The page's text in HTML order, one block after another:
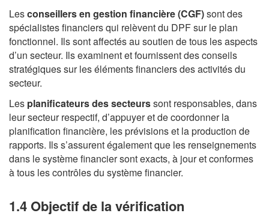
Lesconseillers en gestion financière (CGF)sont des
spécialistes financiers qui relèvent du DPF sur le plan
fonctionnel. Ils sont affectés au soutien de tous les aspects
d’un secteur. Ils examinent et fournissent des conseils
stratégiques sur les éléments financiers des activités du
secteur.
Les planificateurs des secteurssont responsables, dans
leur secteur respectif, d’appuyer et de coordonner la
planification financière, les prévisions et la production de
rapports. Ils s’assurent également que les renseignements
dans le système financier sont exacts, à jour et conformes
à tous les contrôles du système financier.
1.4 Objectif de la vérification